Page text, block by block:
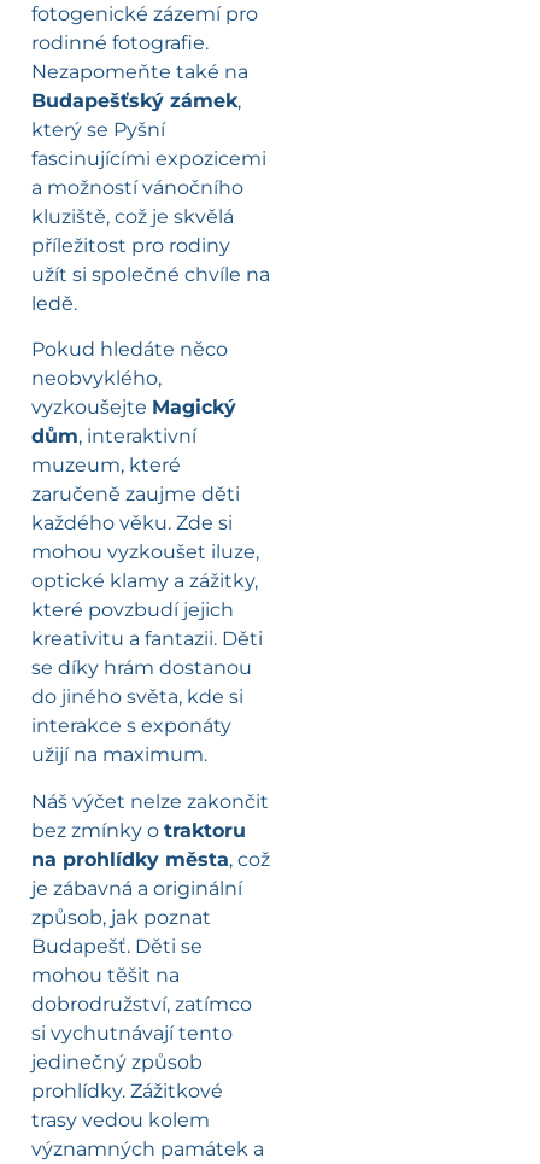
fotogenické zázemí pro
rodinné fotografie.
Nezapomeňte také na
Budapešťský zámek,
který se Pyšní
fascinujícími expozicemi
a možností vánočního
kluziště, což je skvělá
příležitost pro rodiny
užít si společné chvíle na
ledě.
Pokud hledáte něco
neobvyklého,
vyzkoušejte Magický
dům, interaktivní
muzeum, které
zaručeně zaujme děti
každého věku. Zde si
mohou vyzkoušet iluze,
optické klamy a zážitky,
které povzbudí jejich
kreativitu a fantazii. Děti
se díky hrám dostanou
do jiného světa, kde si
interakce s exponáty
užijí na maximum.
Náš výčet nelze zakončit
bez zmínky o traktoru
na prohlídky města, což
je zábavná a originální
způsob, jak poznat
Budapešť. Děti se
mohou těšit na
dobrodružství, zatímco
si vychutnávají tento
jedinečný způsob
prohlídky. Zážitkové
trasy vedou kolem
významných památek a